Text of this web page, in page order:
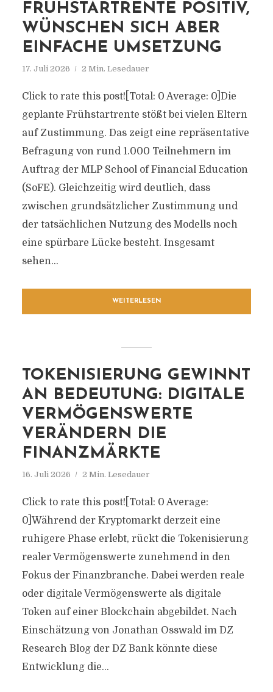
FRÜHSTARTRENTE POSITIV,
WÜNSCHEN SICH ABER
EINFACHE UMSETZUNG
17. Juli 2026 2 Min. Lesedauer
Click to rate this post![Total: 0 Average: 0]Die
geplante Frühstartrente stößt bei vielen Eltern
auf Zustimmung. Das zeigt eine repräsentative
Befragung von rund 1.000 Teilnehmern im
Auftrag der MLP School of Financial Education
(SoFE). Gleichzeitig wird deutlich, dass
zwischen grundsätzlicher Zustimmung und
der tatsächlichen Nutzung des Modells noch
eine spürbare Lücke besteht. Insgesamt
sehen...
WEITERLESEN
TOKENISIERUNG GEWINNT
AN BEDEUTUNG: DIGITALE
VERMÖGENSWERTE
VERÄNDERN DIE
FINANZMÄRKTE
16. Juli 2026 2 Min. Lesedauer
Click to rate this post![Total: 0 Average:
0]Während der Kryptomarkt derzeit eine
ruhigere Phase erlebt, rückt die Tokenisierung
realer Vermögenswerte zunehmend in den
Fokus der Finanzbranche. Dabei werden reale
oder digitale Vermögenswerte als digitale
Token auf einer Blockchain abgebildet. Nach
Einschätzung von Jonathan Osswald im DZ
Research Blog der DZ Bank könnte diese
Entwicklung die...